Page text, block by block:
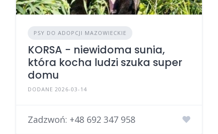
PSY DO ADOPCJI MAZOWIECKIE
KORSA - niewidoma sunia,
która kocha ludzi szuka super
domu
DODANE 2026-03-14
Zadzwoń: +48 692 347 958